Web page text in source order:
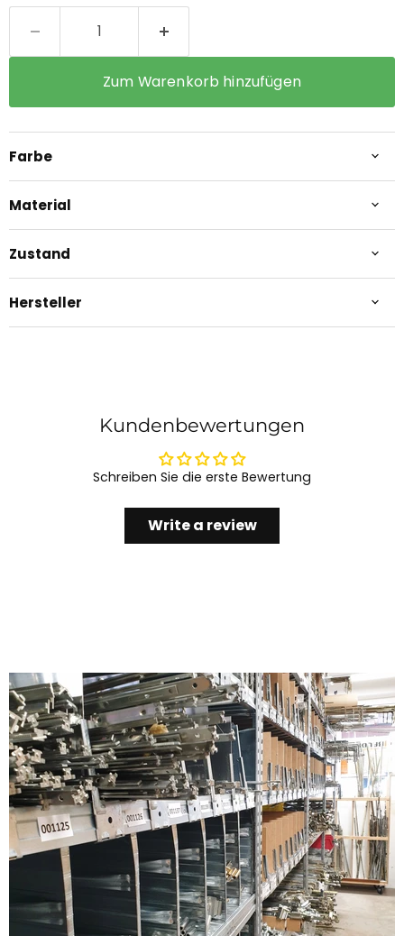
Zum Warenkorb hinzufügen
Farbe
Material
Zustand
Hersteller
Kundenbewertungen
Schreiben Sie die erste Bewertung
Write a review